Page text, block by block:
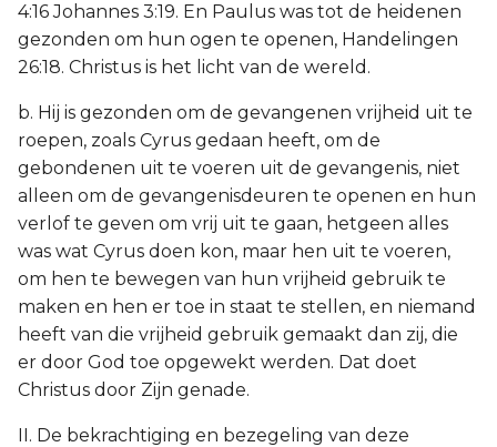
4:16 Johannes 3:19. En Paulus was tot de heidenen
gezonden om hun ogen te openen, Handelingen
26:18. Christus is het licht van de wereld.
b. Hij is gezonden om de gevangenen vrijheid uit te
roepen, zoals Cyrus gedaan heeft, om de
gebondenen uit te voeren uit de gevangenis, niet
alleen om de gevangenisdeuren te openen en hun
verlof te geven om vrij uit te gaan, hetgeen alles
was wat Cyrus doen kon, maar hen uit te voeren,
om hen te bewegen van hun vrijheid gebruik te
maken en hen er toe in staat te stellen, en niemand
heeft van die vrijheid gebruik gemaakt dan zij, die
er door God toe opgewekt werden. Dat doet
Christus door Zijn genade.
II. De bekrachtiging en bezegeling van deze